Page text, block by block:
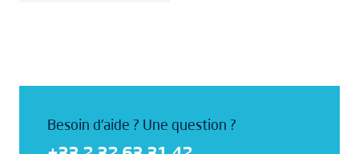
Besoin d'aide ? Une question ?